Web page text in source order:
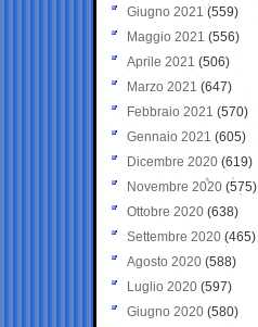
Giugno 2021(559)
Maggio 2021 (556)
Aprile 2021 (506)
Marzo 2021 (647)
Febbraio 2021 (570)
Gennaio 2021 (605)
Dicembre 2020 (619)
Novembre 2020 (575)
Ottobre 2020 (638)
Settembre 2020(465)
Agosto 2020 (588)
Luglio 2020 (597)
Giugno 2020 (580)